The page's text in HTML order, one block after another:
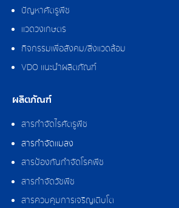
ปัญหาศัตรูพืช
แวดวงเกษตร
กิจกรรมเพื่อสังคม/สิ่งแวดล้อม
VDO แนะนำผลิตภัณฑ์
ผลิตภัณฑ์
สารกำจัดไรศัตรูพืช
สารกำจัดแมลง
สารป้องกันกำจัดโรคพืช
สารกำจัดวัชพืช
สารควบคุมการเจริญเติบโต